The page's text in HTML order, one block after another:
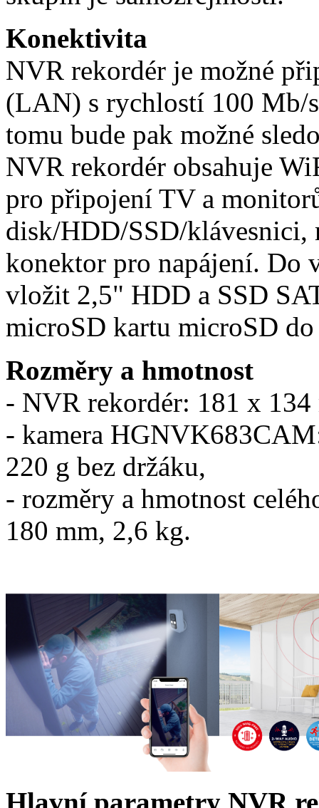
Konektivita
NVR rekordér je možné
(LAN) s rychlostí 100 Mb/
tomu bude pak možné
NVR rekordér obsahuje
pro připojení TV a
disk/HDD/SSD/klávesnici,
konektor pro napájení. Do
vložit 2,5" HDD a SSD
microSD kartu microSD
Rozměry a hmotnost
- NVR rekordér: 181 x
- kamera
220 g bez držáku,
- rozměry a hmotnost
180 mm, 2,6 kg.
Hlavní parametry NVR